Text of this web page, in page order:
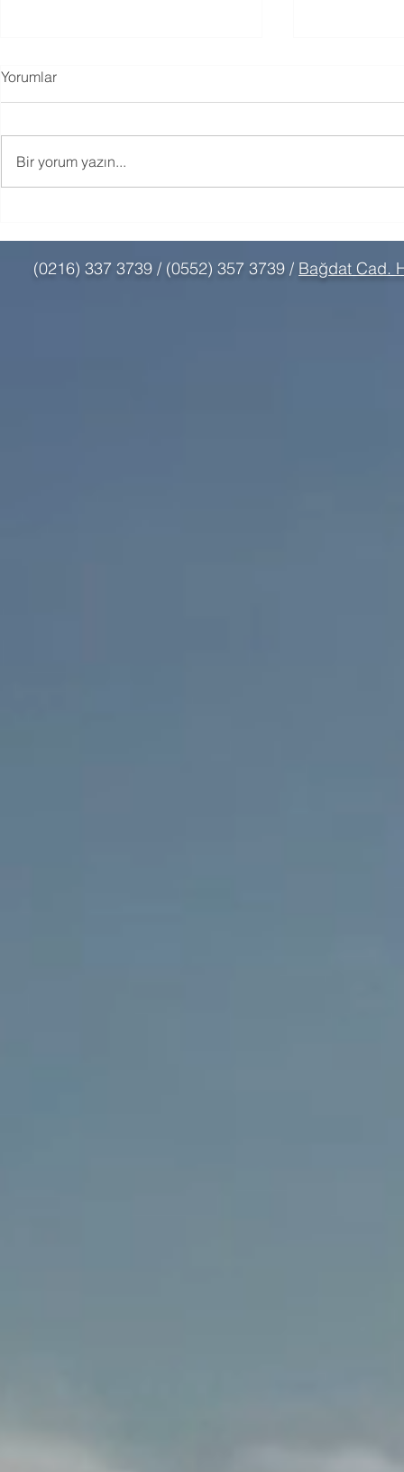
Bu Kadar Dönüştürücü?
Bir Süreçtir.
Yorumlar
Bir yorum yazın...
(0216) 337 3739 / (0552) 357 3739 / Bağdat Cad.